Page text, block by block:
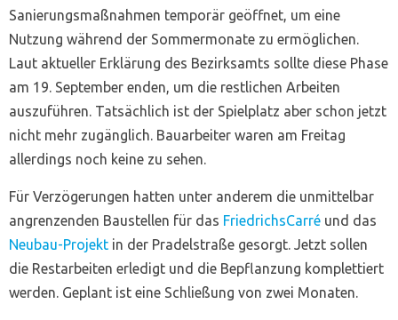
Sanierungsmaßnahmen temporär geöffnet, um eine
Nutzung während der Sommermonate zu ermöglichen.
Laut aktueller Erklärung des Bezirksamts sollte diese Phase
am 19. September enden, um die restlichen Arbeiten
auszuführen. Tatsächlich ist der Spielplatz aber schon jetzt
nicht mehr zugänglich. Bauarbeiter waren am Freitag
allerdings noch keine zu sehen.
Für Verzögerungen hatten unter anderem die unmittelbar
angrenzenden Baustellen für das FriedrichsCarré und das
Neubau-Projekt in der Pradelstraße gesorgt. Jetzt sollen
die Restarbeiten erledigt und die Bepflanzung komplettiert
werden. Geplant ist eine Schließung von zwei Monaten.